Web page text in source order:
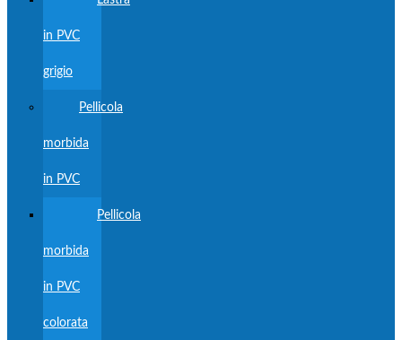
in PVC
grigio
Pellicola
morbida
in PVC
Pellicola
morbida
in PVC
colorata